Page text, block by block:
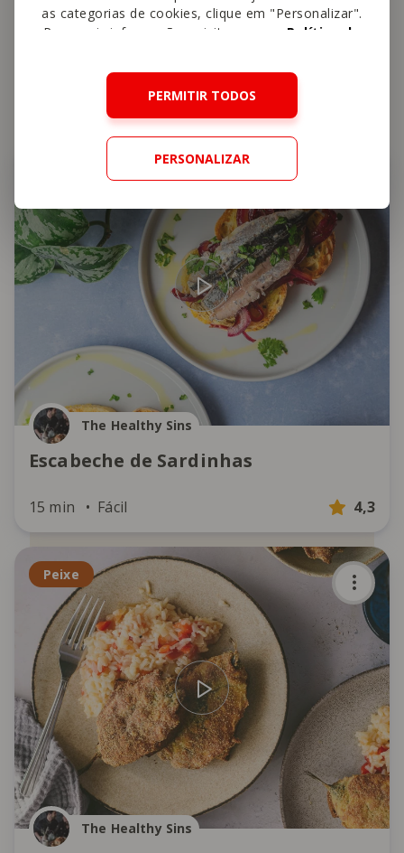
as categorias de cookies, clique em "Personalizar".
Para mais informações, visite a nossa Política de
PERMITIR TODOS
PERSONALIZAR
Tambémvai gostar
The Healthy Sins
Escabeche de Sardinhas
15 min Fácil 4,3
Peixe
The Healthy Sins